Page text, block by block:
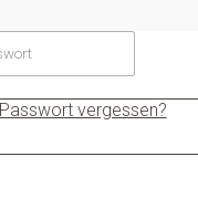
Passwort vergessen?